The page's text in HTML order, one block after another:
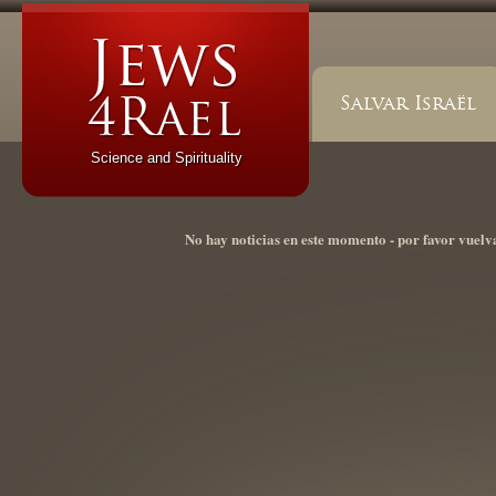
Science and Spirituality
Salvar Israël
No hay noticias en este momento - por favor